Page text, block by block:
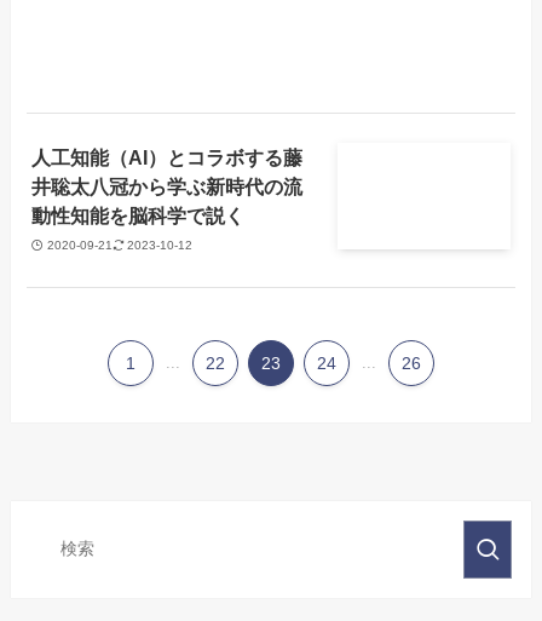
人工知能（AI）とコラボする藤
井聡太八冠から学ぶ新時代の流
動性知能を脳科学で説く
2020-09-21 2023-10-12
1 22 23 24 26